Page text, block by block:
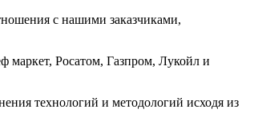
с нашими заказчиками,
маркет, Росатом, Газпром, Лукойл и
технологий и методологий исходя из